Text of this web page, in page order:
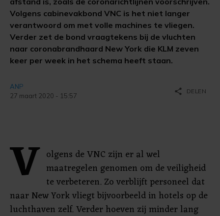
Volgens cabinevakbond VNC is het niet langer
verantwoord om met volle machines te vliegen.
Verder zet de bond vraagtekens bij de vluchten
naar coronabrandhaard New York die KLM zeven
keer per week in het schema heeft staan.
ANP
27 maart 2020 - 15:57
share DELEN
V olgens de VNC zijn er al wel
maatregelen genomen om de veiligheid
te verbeteren. Zo verblijft personeel dat
naar New York vliegt bijvoorbeeld in hotels op de
luchthaven zelf. Verder hoeven zij minder lang